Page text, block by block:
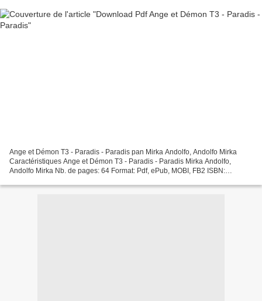
Ange et Démon T3 - Paradis - Paradis pan Mirka Andolfo, Andolfo Mirka
Caractéristiques Ange et Démon T3 - Paradis - Paradis Mirka Andolfo,
Andolfo Mirka Nb. de pages: 64 Format: Pdf, ePub, MOBI, FB2 ISBN: